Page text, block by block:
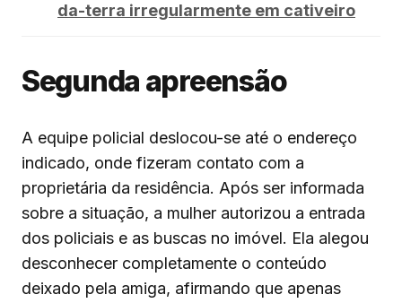
da-terra irregularmente em cativeiro
Segunda apreensão
A equipe policial deslocou-se até o endereço
indicado, onde fizeram contato com a
proprietária da residência. Após ser informada
sobre a situação, a mulher autorizou a entrada
dos policiais e as buscas no imóvel. Ela alegou
desconhecer completamente o conteúdo
deixado pela amiga, afirmando que apenas